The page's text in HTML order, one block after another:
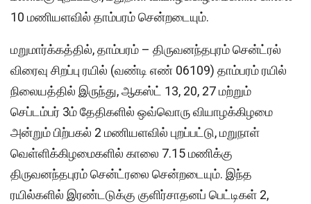
10 மணியளவில் தாம்பரம் சென்றடையும்.
மறுமார்க்கத்தில், தாம்பரம் – திருவனந்தபுரம் சென்ட்ரல்
விரைவு சிறப்பு ரயில் (வண்டி எண் 06109) தாம்பரம் ரயில்
நிலையத்தில் இருந்து, ஆகஸ்ட் 13, 20, 27 மற்றும்
செப்டம்பர் 3ம் தேதிகளில் ஒவ்வொரு வியாழக்கிழமை
அன்றும் பிற்பகல் 2 மணியளவில் புறப்பட்டு, மறுநாள்
வெள்ளிக்கிழமைகளில் காலை 7.15 மணிக்கு
திருவனந்தபுரம் சென்ட்ரலை சென்றடையும். இந்த
ரயில்களில் இரண்டடுக்கு குளிர்சாதனப் பெட்டிகள் 2,